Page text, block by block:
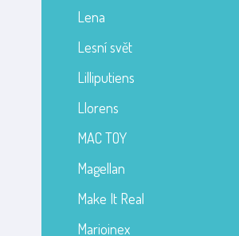
Lena
Lesní svět
Lilliputiens
Llorens
MAC TOY
Magellan
Make It Real
Marioinex